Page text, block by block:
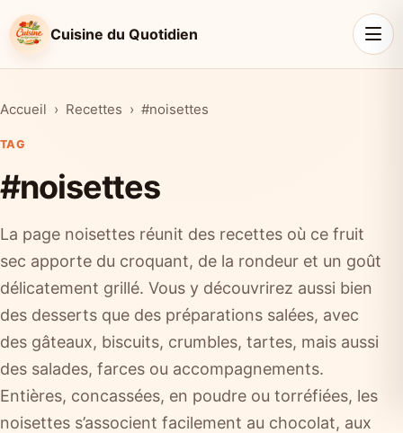
Cuisine du Quotidien
Accueil Recettes #noisettes
TAG
#noisettes
La page noisettes réunit des recettes où ce fruit
sec apporte du croquant, de la rondeur et un goût
délicatement grillé. Vous y découvrirez aussi bien
des desserts que des préparations salées, avec
des gâteaux, biscuits, crumbles, tartes, mais aussi
des salades, farces ou accompagnements.
Entières, concassées, en poudre ou torréfiées, les
noisettes s’associent facilement au chocolat, aux